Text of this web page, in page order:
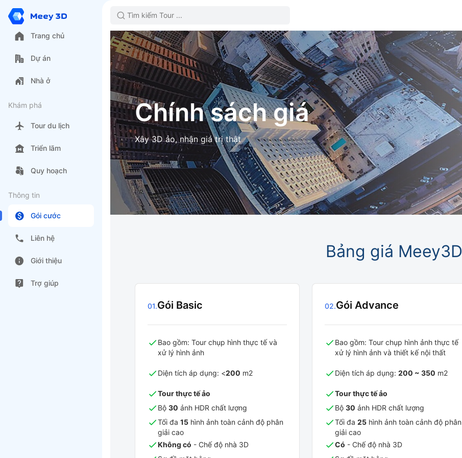
Trang chủ
Dự án
Nhà ở
Khám phá
Tour du lịch
Triển lãm
Quy hoạch
Thông tin
Gói cước
Liên hệ
Giới thiệu
Trợ giúp
Chính sách giá
Xây 3D ảo, nhận giá trị thật
Bảng giá Meey3D
01.Gói Basic
Bao gồm: Tour chụp hình thực tế và
xử lý hình ảnh
Diện tích áp dụng: <200 m2
Tour thực tế ảo
Bộ 30 ảnh HDR chất lượng
Tối đa 15 hình ảnh toàn cảnh độ phân
giải cao
Không có - Chế độ nhà 3D
02.Gói Advance
Bao gồm: Tour chụp hình ảnh thực tế
xử lý hình ảnh và thiết kế nội thất
Diện tích áp dụng: 200 ~ 350 m2
Tour thực tế ảo
Bộ 30 ảnh HDR chất lượng
Tối đa 25hình ảnh toàn cảnh độ phân
giải cao
Có - Chế độ nhà 3D